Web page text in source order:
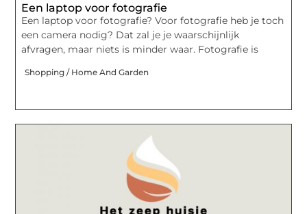
Een laptop voor fotografie
Een laptop voor fotografie? Voor fotografie heb je toch
een camera nodig? Dat zal je je waarschijnlijk
afvragen, maar niets is minder waar. Fotografie is
Shopping / Home And Garden